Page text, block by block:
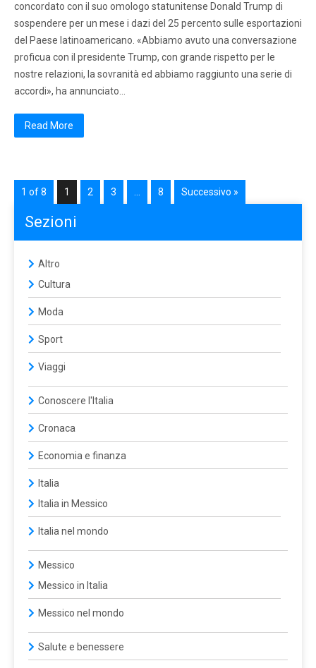
concordato con il suo omologo statunitense Donald Trump di
sospendere per un mese i dazi del 25 percento sulle esportazioni
del Paese latinoamericano. «Abbiamo avuto una conversazione
proficua con il presidente Trump, con grande rispetto per le
nostre relazioni, la sovranità ed abbiamo raggiunto una serie di
accordi», ha annunciato…
Read More
1 of 8 1 2 3 8 Successivo »
Sezioni
Altro
Cultura
Moda
Sport
Viaggi
Conoscere l'Italia
Cronaca
Economia e finanza
Italia
Italia in Messico
Italia nel mondo
Messico
Messico in Italia
Messico nel mondo
Salute e benessere